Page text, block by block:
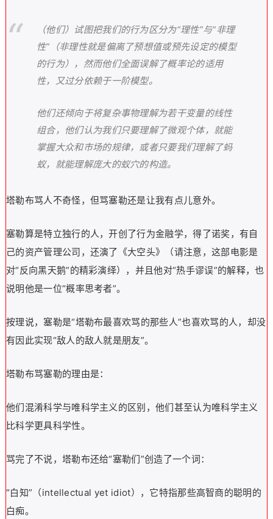
（他们）试图把我们的行为区分为“理性”与“非理
性”（非理性就是偏离了预想值或预先设定的模型
的行为），然而他们全面误解了概率论的适用
性，又过分依赖于一阶模型。
他们还倾向于将复杂事物理解为若干变量的线性
组合，他们认为我们只要理解了微观个体，就能
掌握大众和市场的规律，或者只要我们理解了蚂
蚁，就能理解庞大的蚁穴的构造。
塔勒布骂人不奇怪，但骂塞勒还是让我有点儿意外。
塞勒算是特立独行的人，开创了行为金融学，得了诺奖，有自
己的资产管理公司，还演了《大空头》（请注意，这部电影是
对“反向黑天鹅”的精彩演绎），并且他对“热手谬误”的解释，也
说明他是一位“概率思考者”。
按理说，塞勒是“塔勒布最喜欢骂的那些人”也喜欢骂的人，却没
有因此实现“敌人的敌人就是朋友”。
塔勒布骂塞勒的理由是：
他们混淆科学与唯科学主义的区别，他们甚至认为唯科学主义
比科学更具科学性。
骂完了不说，塔勒布还给“塞勒们”创造了一个词：
“白知”（intellectual yet idiot），它特指那些高智商的聪明的
白痴。